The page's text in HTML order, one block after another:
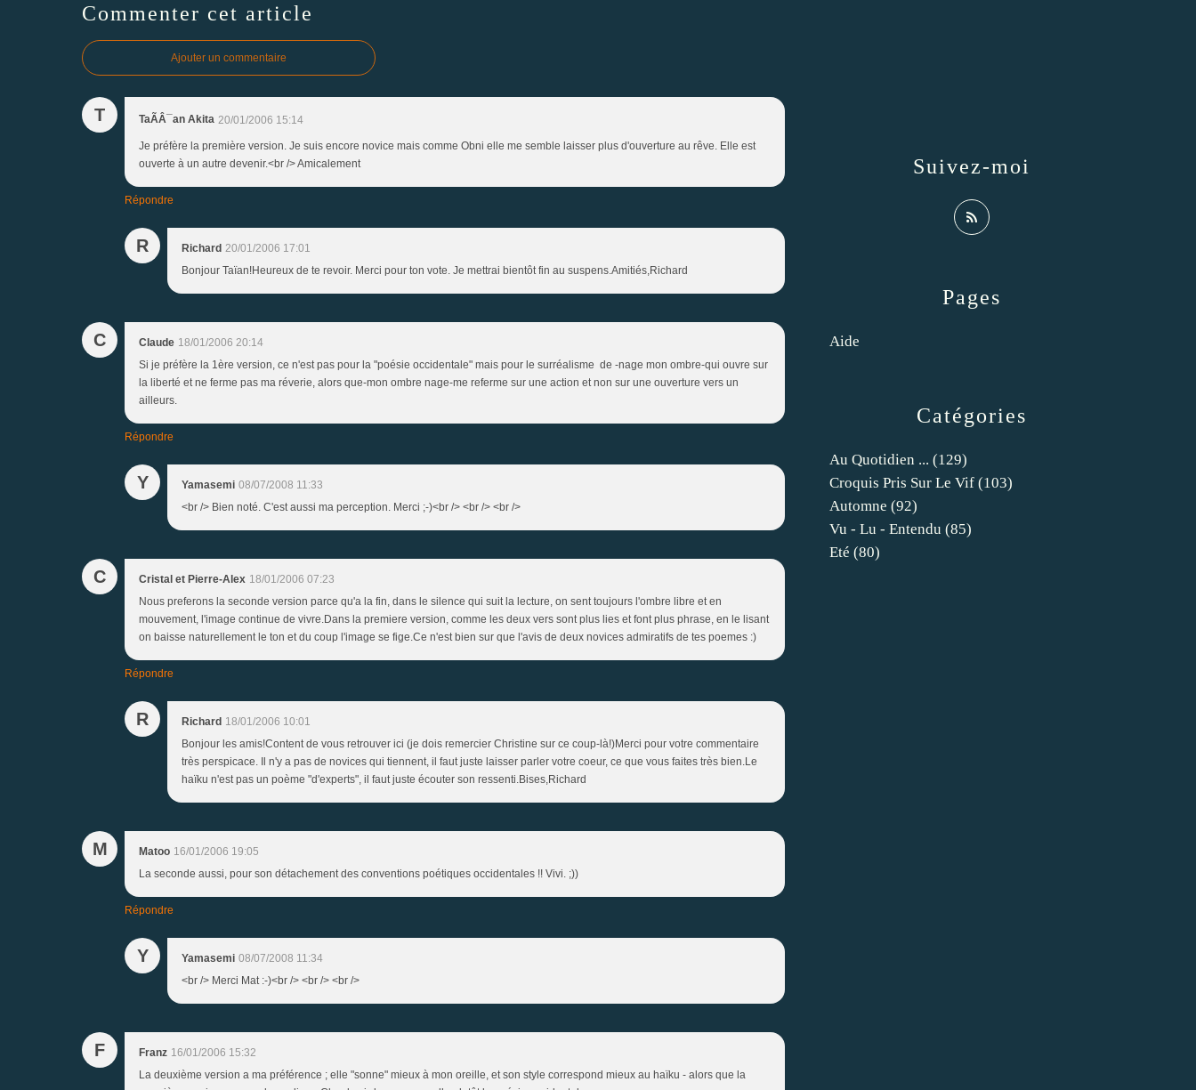
Commenter cet article
Ajouter un commentaire
T TaÃÂ¯an Akita 20/01/2006 15:14
Je préfère la première version. Je suis encore novice mais comme Obni elle me semble laisser plus d'ouverture au rêve. Elle est
ouverte à un autre devenir.<br /> Amicalement
Répondre
R Richard 20/01/2006 17:01
Bonjour Taïan!Heureux de te revoir. Merci pour ton vote. Je mettrai bientôt fin au suspens.Amitiés,Richard
C Claude 18/01/2006 20:14
Si je préfère la 1ère version, ce n'est pas pour la "poésie occidentale" mais pour le surréalisme de -nage mon ombre-qui ouvre sur
la liberté et ne ferme pas ma réverie, alors que-mon ombre nage-me referme sur une action et non sur une ouverture vers un
ailleurs.
Répondre
Y Yamasemi 08/07/2008 11:33
<br /> Bien noté. C'est aussi ma perception. Merci ;-)<br /> <br /> <br />
C Cristal et Pierre-Alex 18/01/2006 07:23
Nous preferons la seconde version parce qu'a la fin, dans le silence qui suit la lecture, on sent toujours l'ombre libre et en
mouvement, l'image continue de vivre.Dans la premiere version, comme les deux vers sont plus lies et font plus phrase, en le lisant
on baisse naturellement le ton et du coup l'image se fige.Ce n'est bien sur que l'avis de deux novices admiratifs de tes poemes :)
Répondre
R Richard 18/01/2006 10:01
Bonjour les amis!Content de vous retrouver ici (je dois remercier Christine sur ce coup-là!)Merci pour votre commentaire
très perspicace. Il n'y a pas de novices qui tiennent, il faut juste laisser parler votre coeur, ce que vous faites très bien.Le
haïku n'est pas un poème "d'experts", il faut juste écouter son ressenti.Bises,Richard
M Matoo 16/01/2006 19:05
La seconde aussi, pour son détachement des conventions poétiques occidentales !! Vivi. ;))
Répondre
Y Yamasemi 08/07/2008 11:34
<br /> Merci Mat :-)<br /> <br /> <br />
F Franz 16/01/2006 15:32
La deuxième version a ma préférence ; elle "sonne" mieux à mon oreille, et son style correspond mieux au haïku - alors que la
Catégories
Au Quotidien ... (129)
Croquis Pris Sur Le Vif (103)
Automne (92)
Vu - Lu - Entendu (85)
Eté (80)
Pages
Aide
Suivez-moi